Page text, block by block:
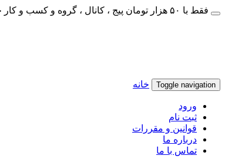
فقط با ۵۰ هزار تومان پیج ، کانال ، گروه و کسب و کار خود را تبلیغات کنید
Toggle navigation خانه
ورود
ثبت نام
قوانین و مقررات
درباره ما
تماس با ما